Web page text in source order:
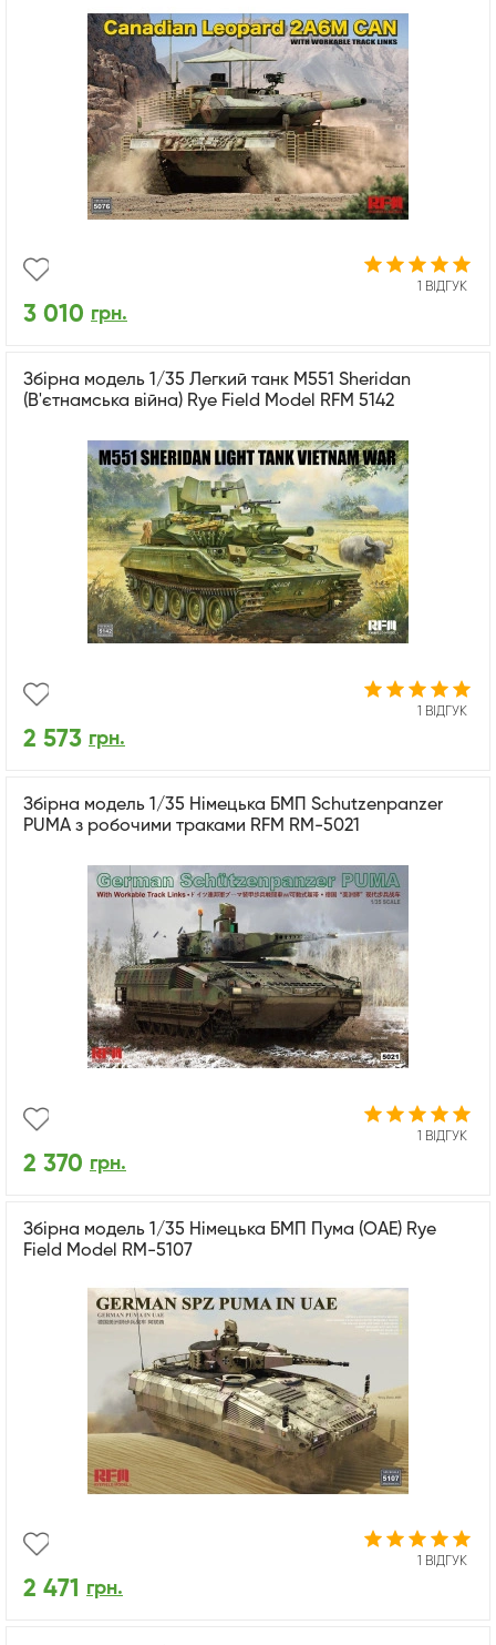
1 ВІДГУК
3 010 грн.
Збірна модель 1/35 Легкий танк М551 Sheridan
(В'єтнамська війна) Rye Field Model RFM 5142
1 ВІДГУК
2 573 грн.
Збірна модель 1/35 Німецька БМП Schutzenpanzer
PUMA з робочими траками RFM RM-5021
1 ВІДГУК
2 370 грн.
Збірна модель 1/35 Німецька БМП Пума (ОАЕ) Rye
Field Model RM-5107
1 ВІДГУК
2 471 грн.